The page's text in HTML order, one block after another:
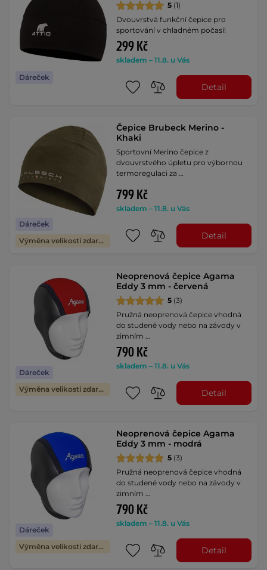
Dáreček
5 (1)
Dvouvrstvá funkční čepice pro
sportování v chladném počasí!
299 Kč
skladem – 11.8. u Vás
Detail
Dáreček
Výměna velikosti zdarma
Čepice Brubeck Merino -
Khaki
Sportovní Merino čepice z
dvouvrstvého úpletu pro výbornou
termoregulaci za …
799 Kč
skladem – 11.8. u Vás
Detail
Dáreček
Výměna velikosti zdarma
Neoprenová čepice Agama
Eddy 3 mm - červená
5 (3)
Pružná neoprenová čepice vhodná
do studené vody nebo na závody v
zimním …
790 Kč
skladem – 11.8. u Vás
Detail
Dáreček
Výměna velikosti zdarma
Neoprenová čepice Agama
Eddy 3 mm - modrá
5 (3)
Pružná neoprenová čepice vhodná
do studené vody nebo na závody v
zimním …
790 Kč
skladem – 11.8. u Vás
Detail